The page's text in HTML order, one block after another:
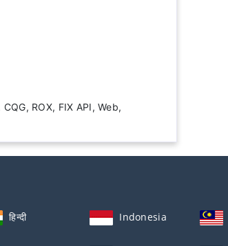
ROX, FIX API, Web,
हिन्दी Indonesia